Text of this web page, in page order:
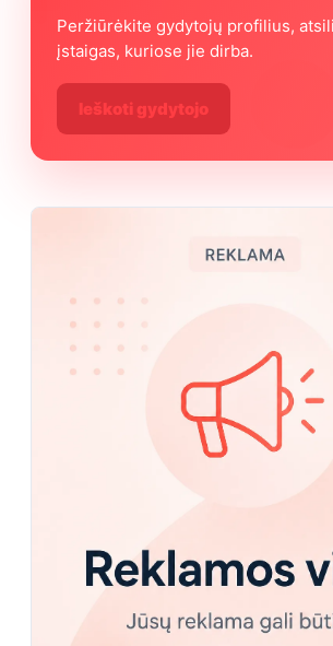
Peržiūrėkite gydytojų profilius,
įstaigas, kuriose jie dirba.
Ieškoti gydytojo